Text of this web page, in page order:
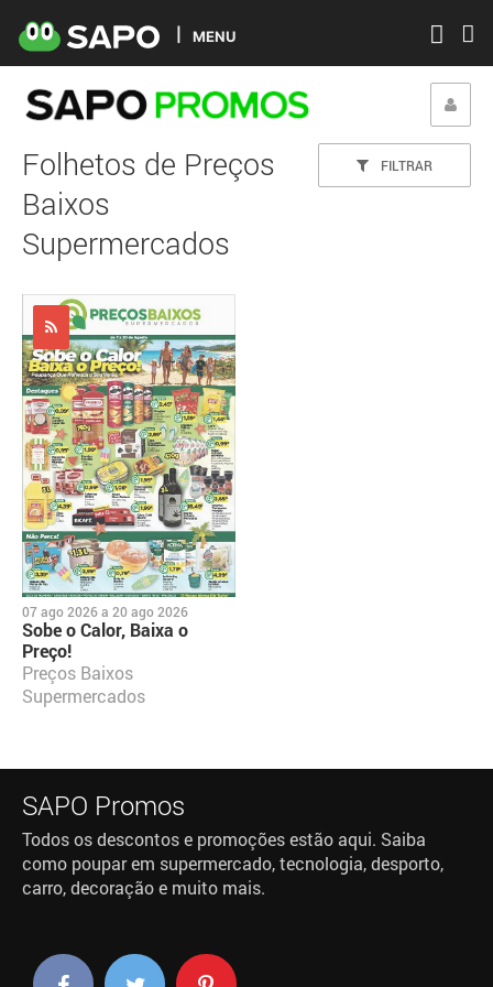
MENU
Folhetos de Preços
Baixos
Supermercados
FILTRAR
07 ago 2026 a 20 ago 2026
Sobe o Calor, Baixa o
Preço!
Preços Baixos
Supermercados
SAPO Promos
Todos os descontos e promoções estão aqui. Saiba
como poupar em supermercado, tecnologia, desporto,
carro, decoração e muito mais.